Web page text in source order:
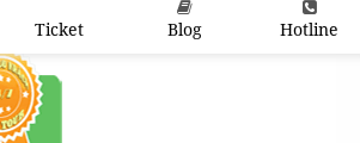
Ticket Blog Hotline